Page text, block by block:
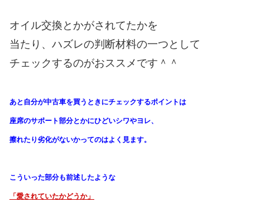
オイル交換とかがされてたかを
当たり、ハズレの判断材料の一つとして
チェックするのがおススメです＾＾
あと自分が中古車を買うときにチェックするポイントは
座席のサポート部分とかにひどいシワやヨレ、
擦れたり劣化がないかってのはよく見ます。
こういった部分も前述したような
「愛されていたかどうか」